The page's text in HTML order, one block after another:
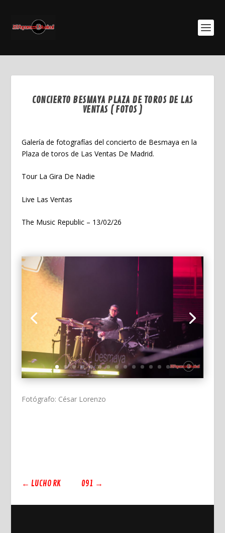
CONCIERTO BESMAYA PLAZA DE TOROS DE LAS
VENTAS ( FOTOS )
Galería de fotografías del concierto de Besmaya en la
Plaza de toros de Las Ventas De Madrid.
Tour La Gira De Nadie
Live Las Ventas
The Music Republic – 13/02/26
Fotógrafo: César Lorenzo
← LUCHO RK 091 →